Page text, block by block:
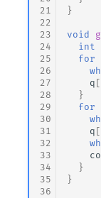
21
22
23
24
25
26
27
28
29
30
31
32
33
34
35
36
}
void
int
for
q [
}
for
q [
}
}